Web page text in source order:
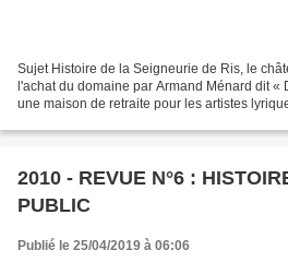
Sujet Histoire de la Seigneurie de Ris, le
l'achat du domaine par Armand Ménard dit «
une maison de retraite pour les artistes
2010 - REVUE N°6 :
PUBLIC
Publié le 25/04/2019 à 06:06